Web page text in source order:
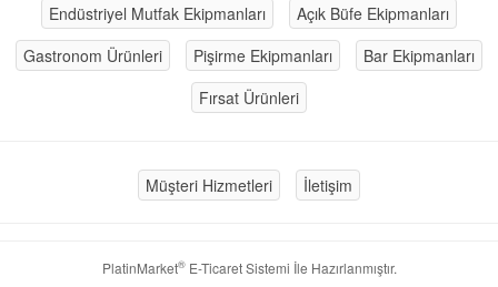
Endüstriyel Mutfak Ekipmanları
Açık Büfe Ekipmanları
Gastronom Ürünleri
Pişirme Ekipmanları
Bar Ekipmanları
Fırsat Ürünleri
Müşteri Hizmetleri İletişim
PlatinMarket®E-Ticaret Sistemi İle Hazırlanmıştır.